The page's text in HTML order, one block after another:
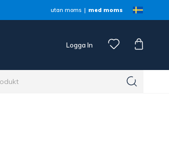
utan moms med moms
Logga In